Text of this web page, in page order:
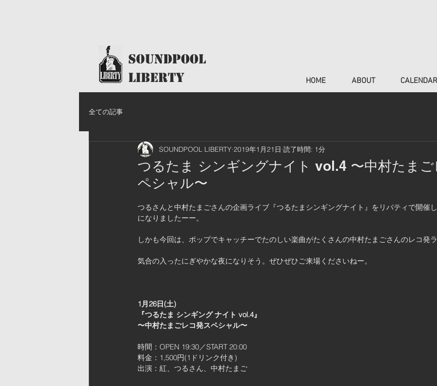
​SoundPool
LIBERTY
HOME ABOUT CALENDAR
全ての記事
つるたま シンギングナイト vol.4 〜中村たま
ペシャル〜
SOUNDPOOL LIBERTY 2019年1月21日 読了時間: 1分
つるさんと中村たまごさんの企画ライブ『つるたまシンギングナイト』をリバティで開催
になりましたーー。
しかも今回は、ポップでキャッチーでたのしい楽曲がたくさんの中村たまごさんのレコ発
気合の入ったにぎやかな夜になりそう。ぜひぜひご来場くださいねー。
1月26日(土)
『つるたま シンギング ナイト vol.4』
〜中村たまごレコ発スペシャル〜
時間：OPEN 19:30／START 20:00
料金：1,500円(1ドリンク付き)
出演：紅、つるさん、中村たまご